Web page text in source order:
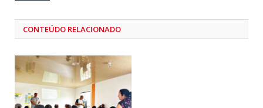
CONTEÚDO RELACIONADO